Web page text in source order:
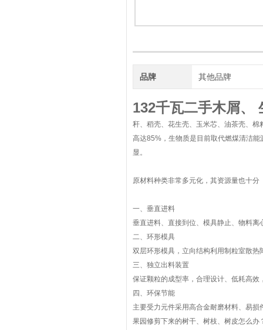
品牌 其他品牌
132千瓦二手木屑、
秆、稻壳、花生壳、玉米芯、油茶壳、
高达85%，生物质是目前取代燃煤清洁
显。
原材料种类非常多元化，其资源量也十分
一、垂直进料
垂直进料、直接到位、模具静止、物料离
二、环形模具
双层环形模具，立向结构利用制粒室散
三、独立出料装置
保证颗粒的成型率，合理设计、低耗高效
四、环保节能
主要受力元件采用高合金耐磨材料、易损
果园修剪下来的树干、树枝、树皮怎么办